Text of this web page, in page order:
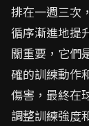
排在一週三次
循序漸進地提
關重要，它們
確的訓練動作
傷害，最終在
調整訓練強度